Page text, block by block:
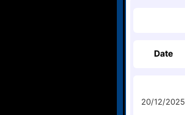
Date
20/12/2025